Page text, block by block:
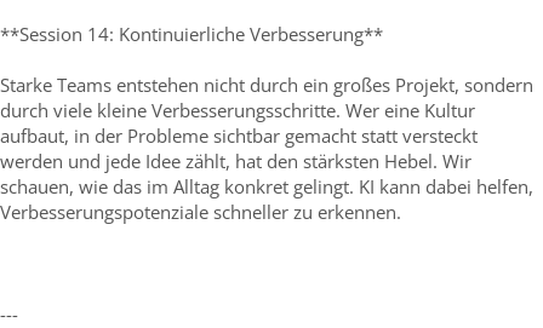
**Session 14: Kontinuierliche Verbesserung**
Starke Teams entstehen nicht durch ein großes Projekt, sondern
durch viele kleine Verbesserungsschritte. Wer eine Kultur
aufbaut, in der Probleme sichtbar gemacht statt versteckt
werden und jede Idee zählt, hat den stärksten Hebel. Wir
schauen, wie das im Alltag konkret gelingt. KI kann dabei helfen,
Verbesserungspotenziale schneller zu erkennen.
---